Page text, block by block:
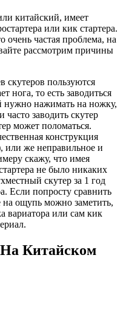
китайский, имеет
или кик стартера.
очень частая проблема, на
рассмотрим причины
скутеров пользуются
нога, то есть заводиться
нужно нажимать на ножку,
заводить скутер
может поломаться.
конструкция
или же неправильное и
скажу, что имея
не было никаких
скутер за 1 год
Если попросту сравнить
на ощупь можно заметить,
вариатора или сам кик
Китайском